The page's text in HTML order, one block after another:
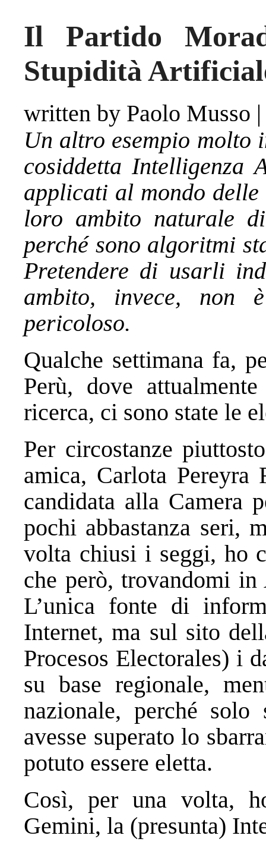
Il Partido
Stupidità
written by Paolo Musso
Un altro esempio molto
cosiddetta Intelligenza
applicati al mondo
loro ambito naturale
perché sono algoritmi
Pretendere di usarli
ambito, invece, non
pericoloso.
Qualche settimana fa,
Perù, dove
ricerca, ci sono state le
Per circostanze
amica, Carlota Pereyra
candidata alla Camera
pochi abbastanza seri,
volta chiusi i seggi, ho
che però, trovandomi
L’unica fonte di
Internet, ma sul sito
Procesos Electorales) i
su base regionale,
nazionale, perché
avesse superato lo
potuto essere eletta.
Così, per una volta,
Gemini, la (presunta)